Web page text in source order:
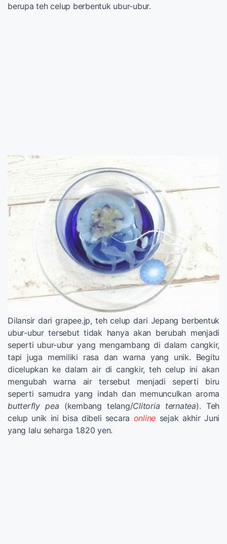
berupa teh celup berbentuk ubur-ubur.
Dilansir dari grapee.jp, teh celup dari Jepang berbentuk
ubur-ubur tersebut tidak hanya akan berubah menjadi
seperti ubur-ubur yang mengambang di dalam cangkir,
tapi juga memiliki rasa dan warna yang unik. Begitu
dicelupkan ke dalam air di cangkir, teh celup ini akan
mengubah warna air tersebut menjadi seperti biru
seperti samudra yang indah dan memunculkan aroma
butterfly pea (kembang telang/Clitoria ternatea). Teh
celup unik ini bisa dibeli secara online sejak akhir Juni
yang lalu seharga 1.820 yen.